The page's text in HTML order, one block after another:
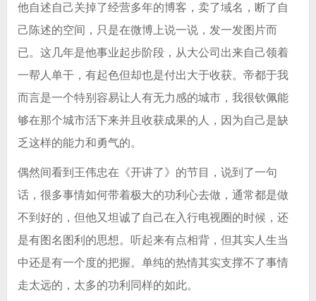
他自述自己关掉了经营多年的博客，卖了域名，断了自
己陈述的空间，只是在微博上说一说，发一发图片而
已。这几年是他事业起步阶段，从大公司出来自己领着
一帮人单干，有起色但却也是付出大于收获。帝都于我
而言是一个特别容易让人有无力感的城市，我很钦佩能
够在那个城市活下来并且收获成果的人，因为自己是缺
乏这样的能力和勇气的。
偶然间看到王伟忠在《开讲了》的节目，说到了一句
话，很多事情如何带着极大的功利心去做，通常都是做
不到好的，但他又坦诚了自己在入行电视圈的时候，还
是有图名图利的思想。听起来有点相背，但其实人生当
中还是有一个度的把握。单纯的热情其实支撑不了事情
走太远的，太多的功利同样的如此。